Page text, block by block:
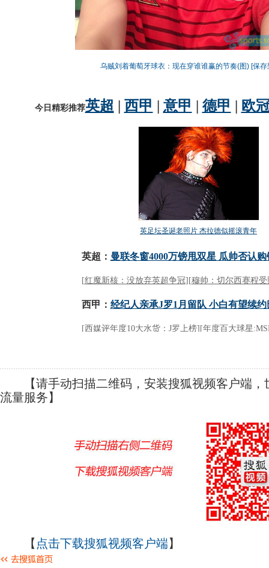
乌贼刘着葡萄牙球衣：现在穿谁谁赢的节奏(图) [保存
【请手动扫描二维码，安装搜狐视频客户端，
流量服务】
【 点击下载搜狐视频客户端】